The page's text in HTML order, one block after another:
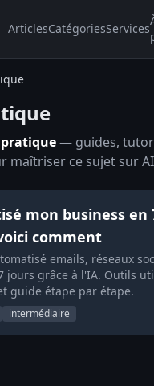
ArticlesCatégoriesServices
pratique— guides,
maîtriser ce sujet sur
mon business en
comment
emails, réseaux
jours grâce à l'IA. Outils
guide étape par étape.
intermédiaire